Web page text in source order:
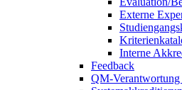
Externe
Interne
Feedback
QM-Verantwortung